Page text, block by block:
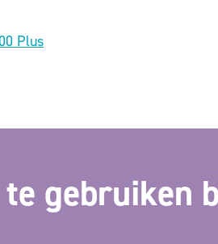
Plus
te gebruiken